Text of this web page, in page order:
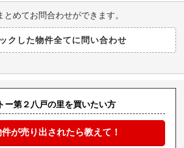
めてお問合わせができます。
ー第２八戸の里を買いたい方
が売り出されたら教えて！